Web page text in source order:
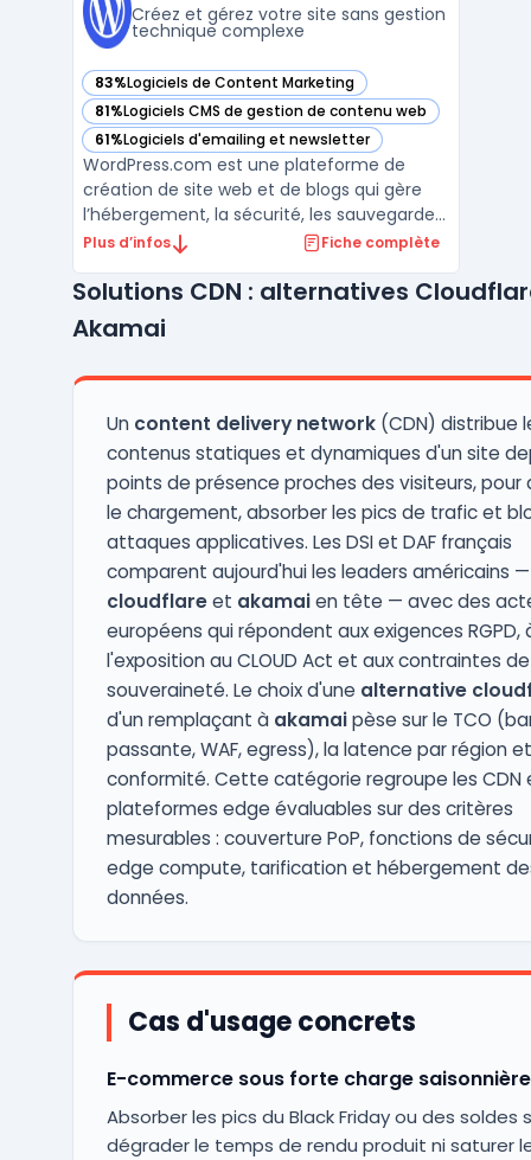
multi-cloud, ...
Créez et gérez votre site sans gestion
technique complexe
83%Logiciels de Content Marketing
— voir WordPress.com dans cette catégorie
81%Logiciels CMS de gestion de contenu web
— voir WordPress.com dans cette catégorie
61%Logiciels d'emailing et newsletter
— voir WordPress.com dans cette catégorie
WordPress.com est une plateforme de
création de site web et de blogs qui gère
l’hébergement, la sécurité, les sauvegardes
et la performance sans intervention
service s’adresse aux utilisateurs cherchant
à se concentrer sur leur contenu sans se
Plus d’infos Fiche complète
Solutions CDN : alternatives
Akamai
Un content delivery network(CDN) distribue
contenus statiques et dynamiques d'un site
points de présence proches des visiteurs, pour
le chargement, absorber les pics de trafic et
attaques applicatives. Les DSI et DAF français
comparent aujourd'hui les leaders américains —
cloudflareet akamaien tête — avec des
européens qui répondent aux exigences RGPD,
l'exposition au CLOUD Act et aux contraintes de
souveraineté. Le choix d'une alternative
d'un remplaçant à akamaipèse sur le TCO
passante, WAF, egress), la latence par région
conformité. Cette catégorie regroupe les CDN
plateformes edge évaluables sur des critères
mesurables : couverture PoP, fonctions de
edge compute, tarification et hébergement
données.
Cas d'usage concrets
E-commerce sous forte charge saisonnière
Absorber les pics du Black Friday ou des soldes
dégrader le temps de rendu produit ni saturer